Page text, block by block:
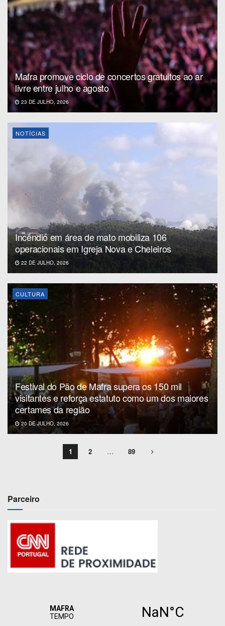
Mafra promove ciclo de concertos gratuitos ao ar
livre entre julho e agosto
23 DE JULHO, 2026
NOTÍCIAS
Incêndio em área de mato mobiliza 106
operacionais em Igreja Nova e Cheleiros
22 DE JULHO, 2026
CULTURA
Festival do Pão de Mafra supera os 150 mil
visitantes e reforça estatuto como um dos maiores
certames da região
20 DE JULHO, 2026
1 2 … 89
Parceiro